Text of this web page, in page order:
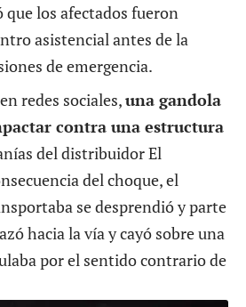
que los afectados fueron
asistencial antes de la
de emergencia.
redes sociales,una gandola
contra una estructura
del distribuidor El
del choque, el
se desprendió y parte
hacia la vía y cayó sobre una
por el sentido contrario de